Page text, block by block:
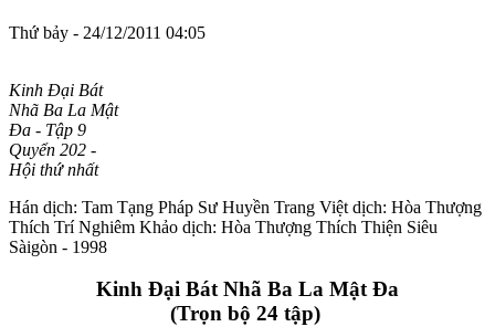
Thứ bảy - 24/12/2011 04:05
Kinh Đại Bát
Nhã Ba La Mật
Đa - Tập 9
Quyển 202 -
Hội thứ nhất
Hán dịch: Tam Tạng Pháp Sư Huyền Trang Việt dịch: Hòa Thượng
Thích Trí Nghiêm Khảo dịch: Hòa Thượng Thích Thiện Siêu
Sàigòn - 1998
Kinh Đại Bát Nhã Ba La Mật Đa
(Trọn bộ 24 tập)